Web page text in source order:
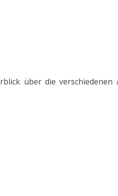
über die